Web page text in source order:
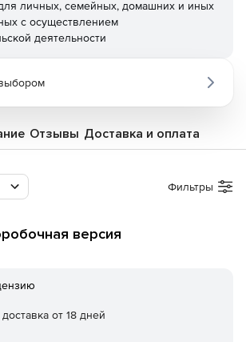
личных, семейных, домашних и иных
с осуществлением
деятельности
Отзывы Доставка и оплата
Фильтры
версия
от 18 дней